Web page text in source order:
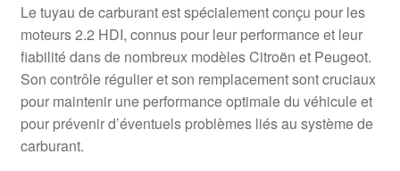
Le tuyau de carburant est spécialement conçu pour les
moteurs 2.2 HDI, connus pour leur performance et leur
fiabilité dans de nombreux modèles Citroën et Peugeot.
Son contrôle régulier et son remplacement sont cruciaux
pour maintenir une performance optimale du véhicule et
pour prévenir d’éventuels problèmes liés au système de
carburant.